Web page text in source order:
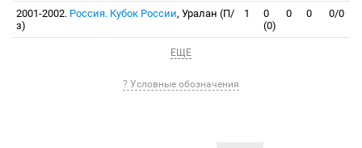
2001-2002. Россия. Кубок России, Уралан (П/
з)
1
0
(0)
0 0 0/0
ЕЩЕ
? Условные обозначения